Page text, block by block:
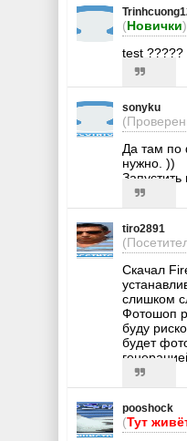
(Новички)
test ?????
sonyku
Да там по
нужно. ))
Запустить
tiro2891
Скачал
слишком
Фотошоп
буду
будет
pooshock
(Тут